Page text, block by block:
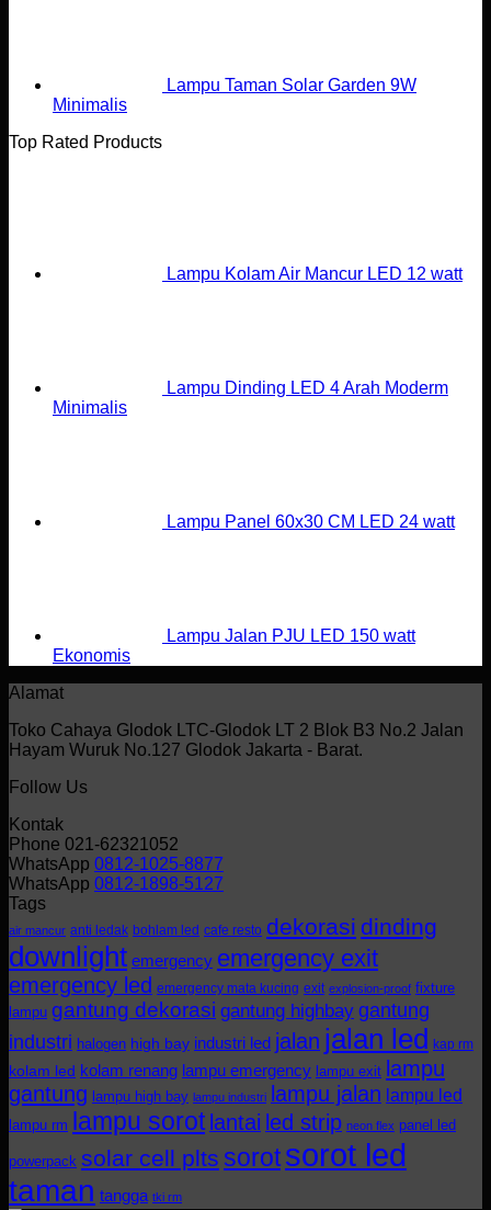
Lampu Taman Solar Garden 9W
Minimalis
Top Rated Products
Lampu Kolam Air Mancur LED 12 watt
Lampu Dinding LED 4 Arah Moderm
Minimalis
Lampu Panel 60x30 CM LED 24 watt
Lampu Jalan PJU LED 150 watt
Ekonomis
Alamat
Toko Cahaya Glodok LTC-Glodok LT 2 Blok B3 No.2 Jalan
Hayam Wuruk No.127 Glodok Jakarta - Barat.
Follow Us
Kontak
Phone 021-62321052
WhatsApp 0812-1025-8877
WhatsApp 0812-1898-5127
Tags
air mancur anti ledak bohlam led cafe resto dekorasi dinding
downlight emergency emergency exit
emergency led emergency mata kucing exit explosion-proof fixture
lampu gantung dekorasi gantung highbay gantung
industri halogen high bay industri led jalan jalan led kap rm
kolam led kolam renang lampu emergency lampu exit lampu
gantung lampu high bay lampu industri lampu jalan lampu led
lampu rm lampu sorot lantai led strip neon flex panel led
powerpack solar cell plts sorotsorot led
taman tangga tki rm